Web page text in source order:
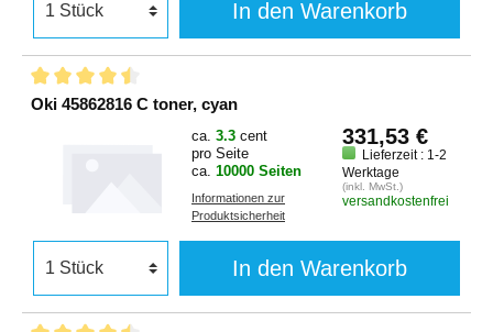
In den Warenkorb
Oki 45862816 C toner, cyan
ca. 3.3 cent
pro Seite
ca. 10000 Seiten
Informationen zur
Produktsicherheit
331,53 €
Lieferzeit : 1-2
Werktage
(inkl. MwSt.)
versandkostenfrei
In den Warenkorb